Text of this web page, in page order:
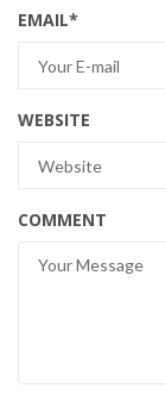
EMAIL*
WEBSITE
COMMENT